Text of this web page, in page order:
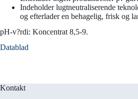
Indeholder lugtneutraliserende
og efterlader en behagelig, frisk og
pH-v?rdi: Koncentrat 8,5-9.
Datablad
Kontakt